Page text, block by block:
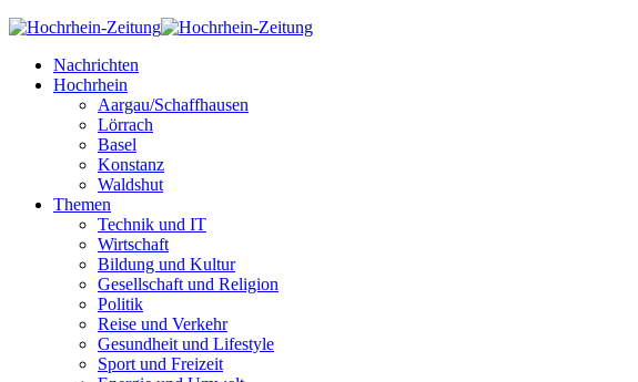
Nachrichten
Hochrhein
Aargau/Schaffhausen
Lörrach
Basel
Konstanz
Waldshut
Themen
Technik und IT
Wirtschaft
Bildung und Kultur
Gesellschaft und Religion
Politik
Reise und Verkehr
Gesundheit und Lifestyle
Sport und Freizeit